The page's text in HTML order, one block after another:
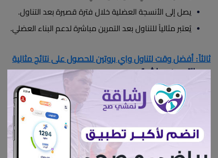
يصل إلى الأنسجة العضلية خلال فترة قصيرة بعد التناول.
يُعتبر مثالياً للتناول بعد التمرين مباشرة لدعم البناء العضلي.
ثالثاً: أفضل وقت لتناول واي بروتين للحصول على نتائج مثالية
بعد التمرين مباشرة
يُعد التوقيت بعد التمرين من أهم الفترات لتناول واي
بروتين.
في هذه المرحلة يكون الجسم في حالة استعداد لامتصاص
البروتين لإعادة بناء الألياف العضلية.